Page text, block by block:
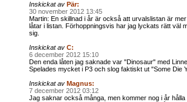
Inskickat av Pär:
30 november 2012 13:45
Martin: En skillnad i år är också att urvalslistan är
låtar i listan. Förhoppningsvis har jag lyckats rätt väl
sig.
Inskickat av C:
6 december 2012 15:10
Den enda låten jag saknade var "Dinosaur" med
Spelades mycket i P3 och slog faktiskt ut "Some Die
Inskickat av Magnus:
7 december 2012 03:12
Jag saknar också många, men kommer nog i år